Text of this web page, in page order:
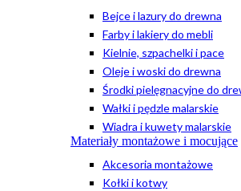
Bejce i lazury do drewna
Farby i lakiery do mebli
Kielnie, szpachelki i pace
Oleje i woski do drewna
Środki pielęgnacyjne do
Wałki i pędzle malarskie
Wiadra i kuwety malarskie
Materiały montażowe i mocujące
Akcesoria montażowe
Kołki i kotwy